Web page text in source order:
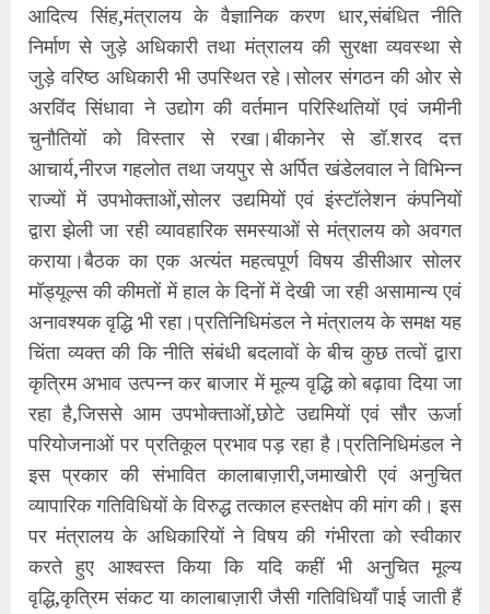
आदित्य सिंह,मंत्रालय के वैज्ञानिक करण धार,संबंधित नीति
निर्माण से जुड़े अधिकारी तथा मंत्रालय की सुरक्षा व्यवस्था से
जुड़े वरिष्ठ अधिकारी भी उपस्थित रहे।सोलर संगठन की ओर से
अरविंद सिंधावा ने उद्योग की वर्तमान परिस्थितियों एवं जमीनी
चुनौतियों को विस्तार से रखा।बीकानेर से डॉ.शरद दत्त
आचार्य,नीरज गहलोत तथा जयपुर से अर्पित खंडेलवाल ने विभिन्न
राज्यों में उपभोक्ताओं,सोलर उद्यमियों एवं इंस्टॉलेशन कंपनियों
द्वारा झेली जा रही व्यावहारिक समस्याओं से मंत्रालय को अवगत
कराया।बैठक का एक अत्यंत महत्वपूर्ण विषय डीसीआर सोलर
मॉड्यूल्स की कीमतों में हाल के दिनों में देखी जा रही असामान्य एवं
अनावश्यक वृद्धि भी रहा।प्रतिनिधिमंडल ने मंत्रालय के समक्ष यह
चिंता व्यक्त की कि नीति संबंधी बदलावों के बीच कुछ तत्वों द्वारा
कृत्रिम अभाव उत्पन्न कर बाजार में मूल्य वृद्धि को बढ़ावा दिया जा
रहा है,जिससे आम उपभोक्ताओं,छोटे उद्यमियों एवं सौर ऊर्जा
परियोजनाओं पर प्रतिकूल प्रभाव पड़ रहा है।प्रतिनिधिमंडल ने
इस प्रकार की संभावित कालाबाज़ारी,जमाखोरी एवं अनुचित
व्यापारिक गतिविधियों के विरुद्ध तत्काल हस्तक्षेप की मांग की। इस
पर मंत्रालय के अधिकारियों ने विषय की गंभीरता को स्वीकार
करते हुए आश्वस्त किया कि यदि कहीं भी अनुचित मूल्य
वृद्धि,कृत्रिम संकट या कालाबाज़ारी जैसी गतिविधियाँ पाई जाती हैं